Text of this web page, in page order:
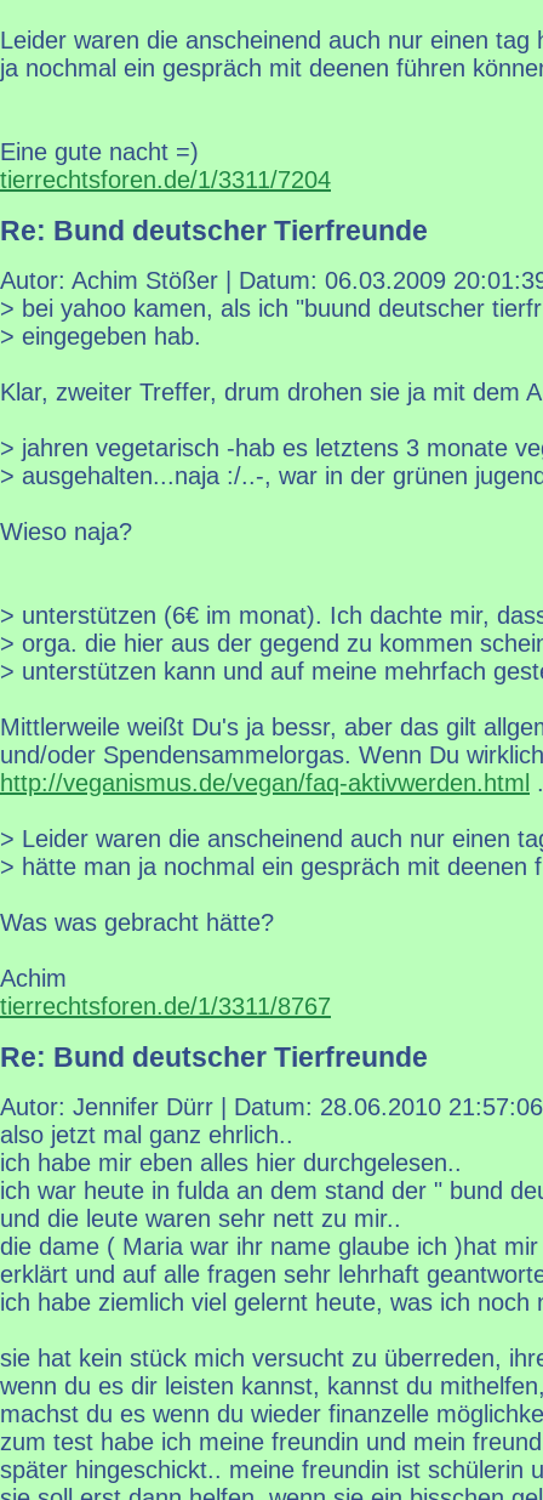
Leider waren die anscheinend auch nur einen tag
ja nochmal ein gespräch mit deenen führen
Eine gute nacht =)
tierrechtsforen.de/1/3311/7204
Re: Bund deutscher Tierfreunde
Autor: Achim Stößer | Datum: 06.03.2009
> bei yahoo kamen, als ich "buund deutscher
> eingegeben hab.
Klar, zweiter Treffer, drum drohen sie ja mit dem
> jahren vegetarisch -hab es letztens 3 monate
> ausgehalten...naja :/..-, war in der grünen
Wieso naja?
> unterstützen (6€ im monat). Ich dachte mir,
> orga. die hier aus der gegend zu kommen
> unterstützen kann und auf meine mehrfach
Mittlerweile weißt Du's ja bessr, aber das gilt
und/oder Spendensammelorgas. Wenn Du
http://veganismus.de/vegan/faq-aktivwerden.html .
> Leider waren die anscheinend auch nur einen
> hätte man ja nochmal ein gespräch mit deenen
Was was gebracht hätte?
Achim
tierrechtsforen.de/1/3311/8767
Re: Bund deutscher Tierfreunde
Autor: Jennifer Dürr | Datum: 28.06.2010 21:57:06
also jetzt mal ganz ehrlich..
ich habe mir eben alles hier durchgelesen..
ich war heute in fulda an dem stand der " bund
und die leute waren sehr nett zu mir..
die dame ( Maria war ihr name glaube ich )hat
erklärt und auf alle fragen sehr lehrhaft
ich habe ziemlich viel gelernt heute, was ich noch
sie hat kein stück mich versucht zu überreden,
wenn du es dir leisten kannst, kannst du
machst du es wenn du wieder finanzelle
zum test habe ich meine freundin und mein
später hingeschickt.. meine freundin ist schülerin